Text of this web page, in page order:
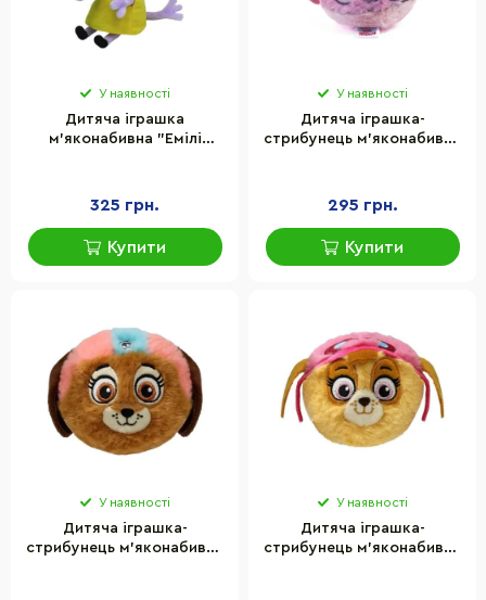
У наявності
Дитяча іграшка
м’яконабивна "Емілі
325 грн.
Купити
У наявності
Дитяча іграшка-
стрибунець м’яконабивна
295 грн.
Купити
У наявності
Дитяча іграшка-
стрибунець м’яконабивна
У наявності
Дитяча іграшка-
стрибунець м’яконабивна